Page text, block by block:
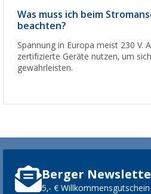
Was muss ich beim
beachten?
Spannung in Europa meist 230 V.
zertifizierte Geräte nutzen, um
gewährleisten.
Berger
5,- €